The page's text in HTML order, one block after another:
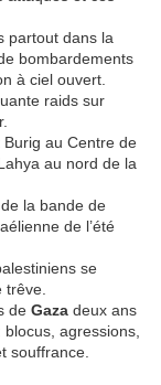
partout dans la
bombardements
à ciel ouvert.
raids sur
Burig au Centre de
au nord de la
la bande de
de l’été
se
trêve.
de Gaza deux ans
agressions,
souffrance.